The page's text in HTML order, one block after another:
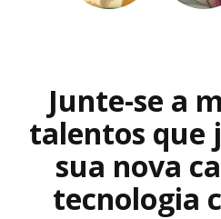
Junte-se a
talentos que
sua nova
tecnologia